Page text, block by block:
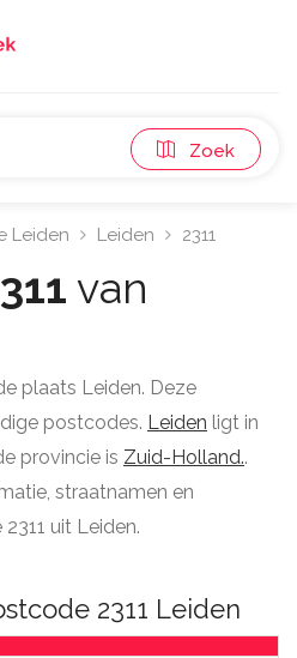
Zoek
Leiden Leiden 2311
van
plaats Leiden. Deze
postcodes. Leiden ligt in
provincie is Zuid-Holland..
straatnamen en
uit Leiden.
2311 Leiden